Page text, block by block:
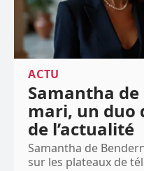
ACTU
Samantha
mari, un duo
de l’actualité
Samantha de
sur les plateaux de